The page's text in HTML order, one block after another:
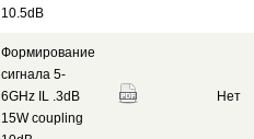
10.5dB
Формирование
сигнала 5-
6GHz IL .3dB
15W coupling
Нет